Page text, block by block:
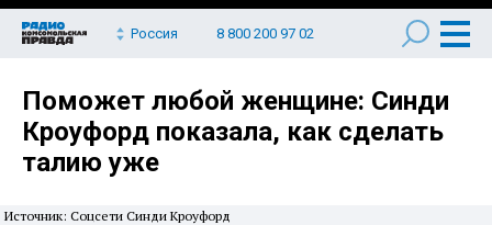
Россия 8 800 200 97 02
Поможет любой женщине: Синди
Кроуфорд показала, как сделать
талию уже
Источник: Соцсети Синди Кроуфорд